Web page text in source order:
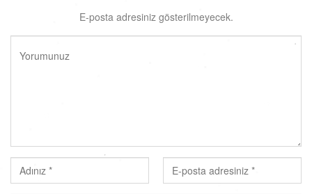
E-posta adresiniz gösterilmeyecek.